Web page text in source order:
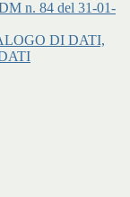
n. 84 del 31-01-
DI DATI,